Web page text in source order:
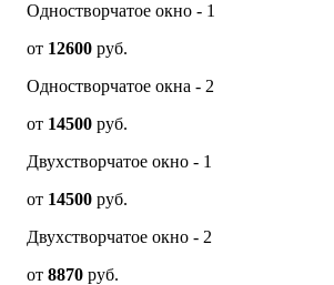
Одностворчатое окно - 1
от 12600 руб.
Одностворчатое окна - 2
от 14500 руб.
Двухстворчатое окно - 1
от 14500 руб.
Двухстворчатое окно - 2
от 8870 руб.